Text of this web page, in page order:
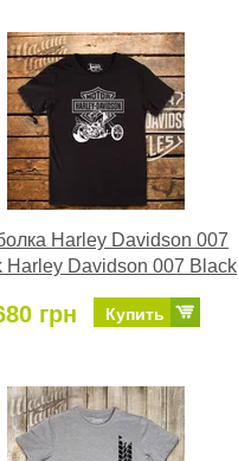
Harley Davidson 007
Harley Davidson 007 Black
грн Купить